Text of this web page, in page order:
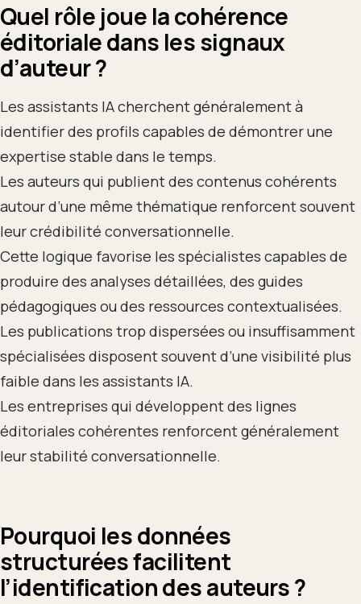
Quel rôle joue la cohérence
éditoriale dans les signaux
d’auteur ?
Les assistants IA cherchent généralement à
identifier des profils capables de démontrer une
expertise stable dans le temps.
Les auteurs qui publient des contenus cohérents
autour d’une même thématique renforcent souvent
leur crédibilité conversationnelle.
Cette logique favorise les spécialistes capables de
produire des analyses détaillées, des guides
pédagogiques ou des ressources contextualisées.
Les publications trop dispersées ou insuffisamment
spécialisées disposent souvent d’une visibilité plus
faible dans les assistants IA.
Les entreprises qui développent des lignes
éditoriales cohérentes renforcent généralement
leur stabilité conversationnelle.
Pourquoi les données
structurées facilitent
l’identification des auteurs ?